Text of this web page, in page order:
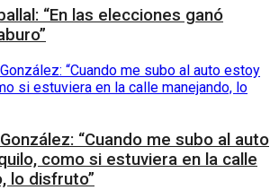
“En las elecciones ganó
“Cuando me subo al auto
como si estuviera en la calle
lo disfruto”